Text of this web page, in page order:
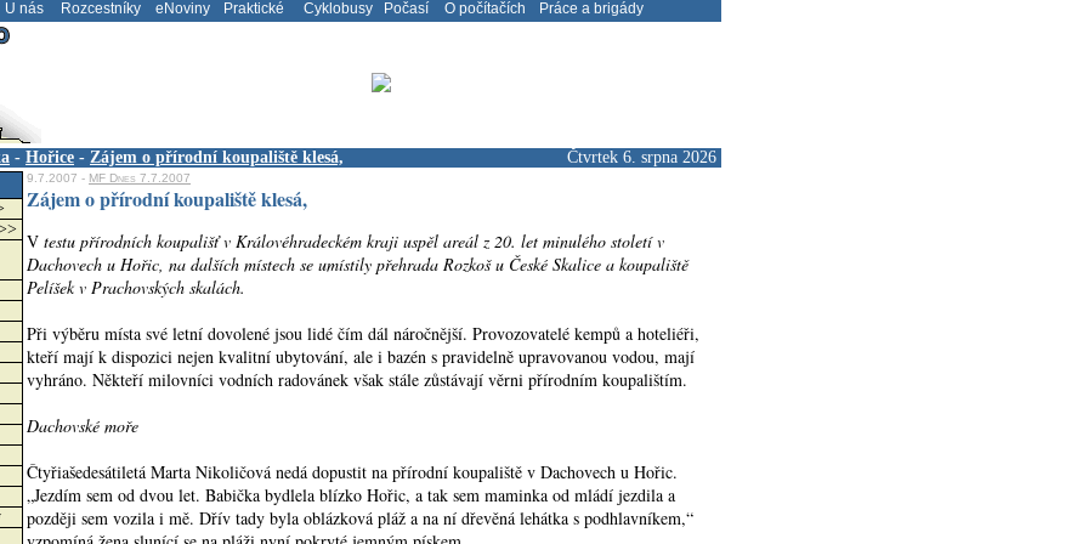
U nás Rozcestníky eNoviny Praktické Cyklobusy Počasí O počítačích Práce a brigády
- Hořice - Zájem o přírodní koupaliště klesá, Čtvrtek 6. srpna 2026
9.7.2007 - MF Dnes 7.7.2007
Zájem o přírodní koupaliště klesá,
V testu přírodních koupališť v Královéhradeckém kraji uspěl areál z 20. let minulého století v
Dachovech u Hořic, na dalších místech se umístily přehrada Rozkoš u České Skalice a koupaliště
Pelíšek v Prachovských skalách.
Při výběru místa své letní dovolené jsou lidé čím dál náročnější. Provozovatelé kempů a hoteliéři,
kteří mají k dispozici nejen kvalitní ubytování, ale i bazén s pravidelně upravovanou vodou, mají
vyhráno. Někteří milovníci vodních radovánek však stále zůstávají věrni přírodním koupalištím.
Dachovské moře
Čtyřiašedesátiletá Marta Nikoličová nedá dopustit na přírodní koupaliště v Dachovech u Hořic.
„Jezdím sem od dvou let. Babička bydlela blízko Hořic, a tak sem maminka od mládí jezdila a
později sem vozila i mě. Dřív tady byla oblázková pláž a na ní dřevěná lehátka s podhlavníkem,“